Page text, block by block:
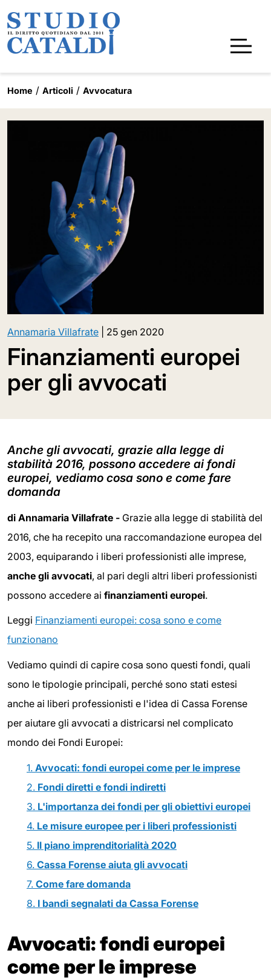
Home Articoli Avvocatura
Annamaria Villafrate 25 gen 2020
Finanziamenti europei
per gli avvocati
Anche gli avvocati, grazie alla legge di
stabilità 2016, possono accedere ai fondi
europei, vediamo cosa sono e come fare
domanda
di Annamaria Villafrate - Grazie alla legge di stabilità del
2016, che ha recepito una raccomandazione europea del
2003, equiparando i liberi professionisti alle imprese,
anche gli avvocati, al pari degli altri liberi professionisti
possono accedere ai finanziamenti europei.
Leggi Finanziamenti europei: cosa sono e come
funzionano
Vediamo quindi di capire cosa sono questi fondi, quali
sono le tipologie principali, perché sono stati estesi
anche ai liberi professionisti e l'idea di Cassa Forense
per aiutare gli avvocati a districarsi nel complicato
mondo dei Fondi Europei:
1. Avvocati: fondi europei come per le imprese
2. Fondi diretti e fondi indiretti
3. L'importanza dei fondi per gli obiettivi europei
4. Le misure europee per i liberi professionisti
5. Il piano imprenditorialità 2020
6. Cassa Forense aiuta gli avvocati
7. Come fare domanda
8. I bandi segnalati da Cassa Forense
Avvocati: fondi europei
come per le imprese